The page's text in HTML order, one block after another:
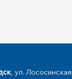
, ул.